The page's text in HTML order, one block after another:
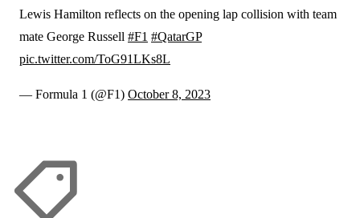
Lewis Hamilton reflects on the opening lap collision with team
mate George Russell #F1 #QatarGP
pic.twitter.com/ToG91LKs8L
— Formula 1 (@F1) October 8, 2023